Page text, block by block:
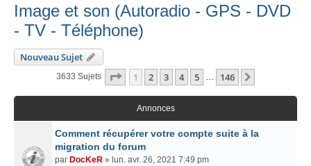
Image et son (Autoradio - GPS - DVD
- TV - Téléphone)
Nouveau Sujet
3633 Sujets Page 1Sur 146
1 2 3 4 5 … 146
Annonces
Comment récupérer votre compte suite à la
migration du forum
par DocKeR » lun. avr. 26, 2021 7:49 pm